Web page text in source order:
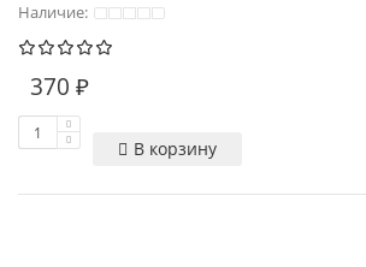
Наличие:
370 ₽
В корзину